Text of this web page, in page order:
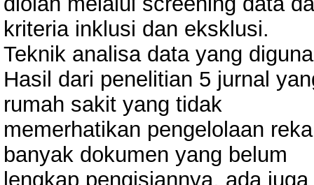
kriteria inklusi dan eksklusi.
Teknik analisa data yang
Hasil dari penelitian 5 jurnal
rumah sakit yang tidak
memerhatikan pengelolaan
banyak dokumen yang belum
lengkap pengisiannya, ada